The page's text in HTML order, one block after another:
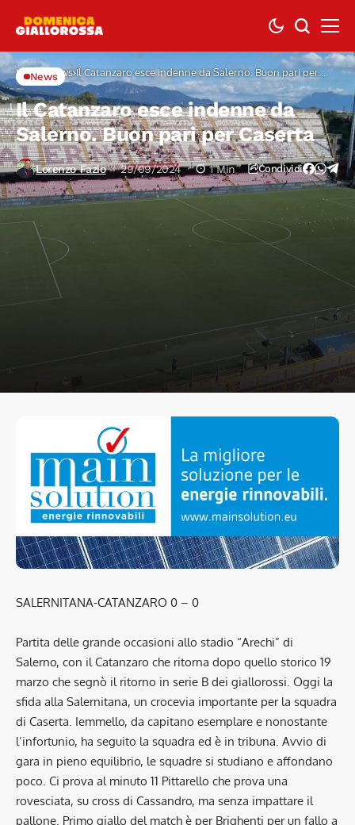
Home News Il Catanzaro esce indenne da Salerno. Buon pari per
Caserta
News
Il Catanzaro esce indenne da
Salerno. Buon pari per Caserta
Lorenzo Fazio 29/09/2024 1 Min Condividi
SALERNITANA-CATANZARO 0 – 0
Partita delle grande occasioni allo stadio “Arechi” di
Salerno, con il Catanzaro che ritorna dopo quello storico 19
marzo che segnò il ritorno in serie B dei giallorossi. Oggi la
sfida alla Salernitana, un crocevia importante per la squadra
di Caserta. Iemmello, da capitano esemplare e nonostante
l’infortunio, ha seguito la squadra ed è in tribuna. Avvio di
gara in pieno equilibrio, le squadre si studiano e affondano
poco. Ci prova al minuto 11 Pittarello che prova una
rovesciata, su cross di Cassandro, ma senza impattare il
pallone. Primo giallo del match è per Brighenti per un fallo a